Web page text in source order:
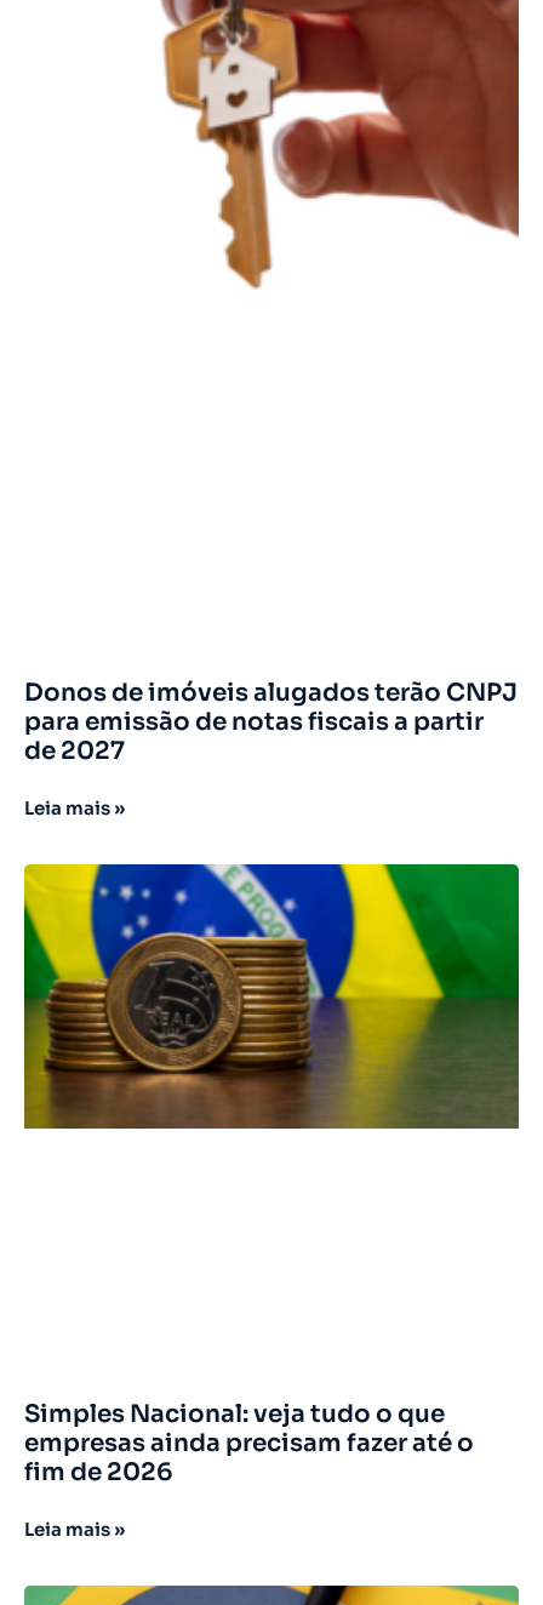
Donos de imóveis alugados terão CNPJ
para emissão de notas fiscais a partir
de 2027
Leia mais »
Simples Nacional: veja tudo o que
empresas ainda precisam fazer até o
fim de 2026
Leia mais »